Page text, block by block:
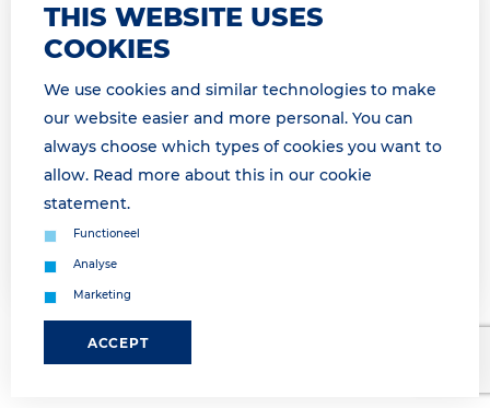
26 March 2026 13:39
COMMUNICATIE HERSTELD / ALL
THIS WEBSITE USES
COOKIES
We use cookies and similar technologies to make
our website easier and more personal. You can
always choose which types of cookies you want to
allow. Read more about this in our cookie
statement.
Functioneel
Analyse
Marketing
ACCEPT